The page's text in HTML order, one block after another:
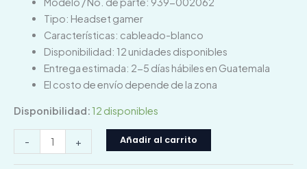
Tipo: Headset gamer
Características: cableado-blanco
Disponibilidad: 12 unidades disponibles
Entrega estimada: 2-5 días hábiles en Guatemala
El costo de envío depende de la zona
Disponibilidad:12 disponibles
- + Añadir al carrito